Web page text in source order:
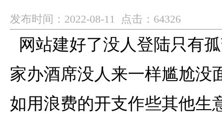
发布时间：2022-08-11 点击：64326
网站建好了没人登陆只有
家办酒席没人来一样尴尬没
如用浪费的开支作些其他生